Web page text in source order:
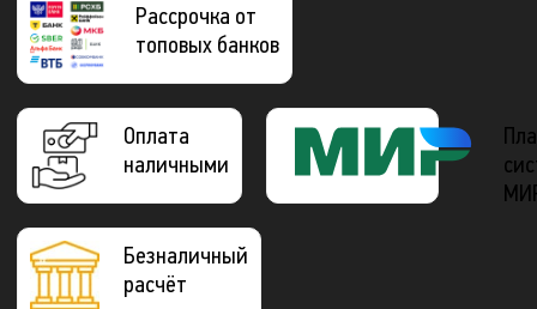
Рассрочка от
топовых банков
Оплата
наличными
Безналичный
расчёт